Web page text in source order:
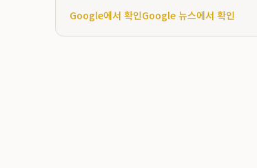
Google에서 확인Google 뉴스에서 확인